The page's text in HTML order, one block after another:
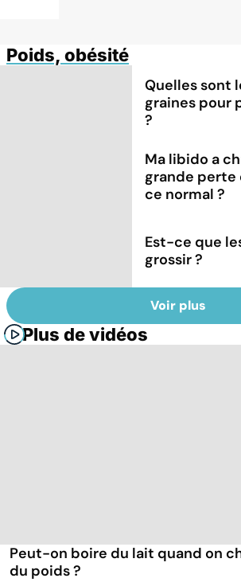
Poids, obésité
Quelles sont
graines pour
?
Ma libido a
grande perte
ce normal ?
Est-ce que
grossir ?
Voir plus
Plus de vidéos
Peut-on boire du lait quand on
du poids ?